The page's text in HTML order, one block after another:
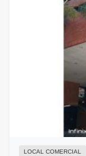
LOCAL COMERCIAL